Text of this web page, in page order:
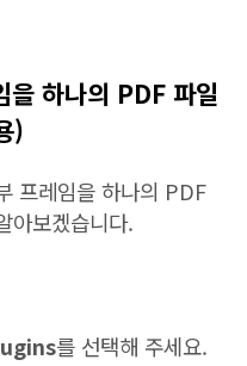
을 하나의 PDF 파일
)
프레임을 하나의 PDF
아보겠습니다.
를 선택해 주세요.